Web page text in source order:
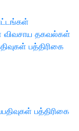
விவசாய தகவல்கள்
பத்திரிகை
பத்திரிகை